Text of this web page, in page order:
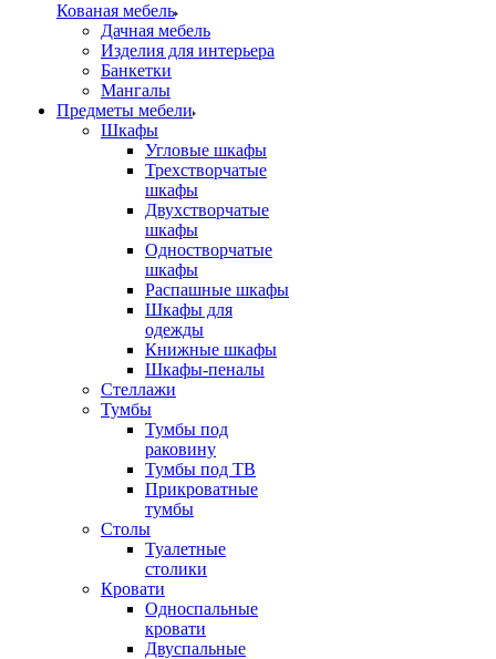
Кованая мебель
Дачная мебель
Изделия для интерьера
Банкетки
Мангалы
Предметы мебели
Шкафы
Угловые шкафы
Трехстворчатые
шкафы
Двухстворчатые
шкафы
Одностворчатые
шкафы
Распашные шкафы
Шкафы для
одежды
Книжные шкафы
Шкафы-пеналы
Стеллажи
Тумбы
Тумбы под
раковину
Тумбы под ТВ
Прикроватные
тумбы
Столы
Туалетные
столики
Кровати
Односпальные
кровати
Двуспальные